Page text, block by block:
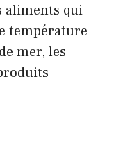
aliments qui
température
mer, les